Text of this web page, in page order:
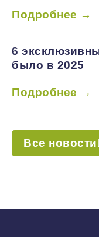
Подробнее →
6
было в 2025
Подробнее →
Все новости